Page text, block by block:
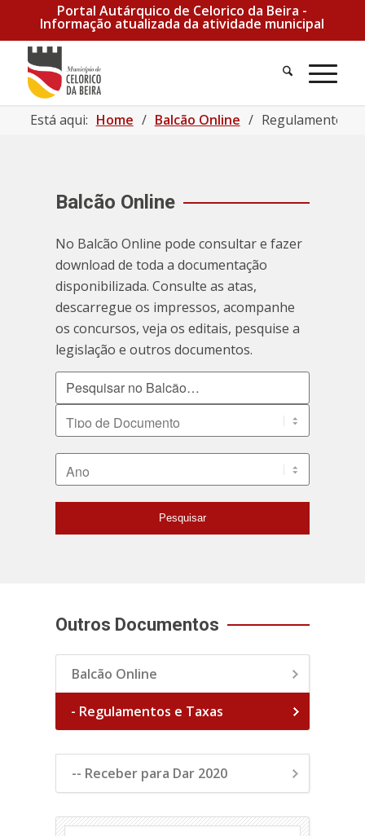
Portal Autárquico de Celorico da Beira -
Informação atualizada da atividade municipal
Está aqui: Home / Balcão Online / Regulamento
Balcão Online
No Balcão Online pode consultar e fazer
download de toda a documentação
disponibilizada. Consulte as atas,
descarregue os impressos, acompanhe
os concursos, veja os editais, pesquise a
legislação e outros documentos.
Pesquisar no Balcão
Pesquisar
Outros Documentos
Balcão Online
- Regulamentos e Taxas
-- Receber para Dar 2020